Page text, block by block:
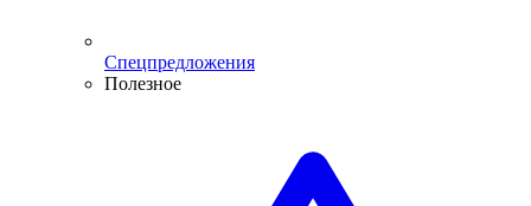
Спецпредложения
Полезное